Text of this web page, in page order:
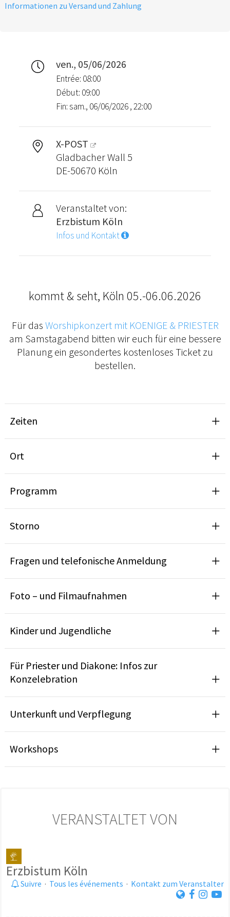
Informationen zu Versand und Zahlung
ven., 05/06/2026
Entrée: 08:00
Début: 09:00
Fin: sam., 06/06/2026 , 22:00
X-POST
Gladbacher Wall 5
DE-50670 Köln
Veranstaltet von:
Erzbistum Köln
Infos und Kontakt
kommt & seht, Köln 05.-06.06.2026
Für das Worshipkonzert mit KOENIGE & PRIESTER
am Samstagabend bitten wir euch für eine bessere
Planung ein gesondertes kostenloses Ticket zu
bestellen.
Zeiten
Ort
Programm
Storno
Fragen und telefonische Anmeldung
Foto – und Filmaufnahmen
Kinder und Jugendliche
Für Priester und Diakone: Infos zur
Konzelebration
Unterkunft und Verpflegung
Workshops
VERANSTALTET VON
Erzbistum Köln
Suivre · Tous les événements · Kontakt zum Veranstalter